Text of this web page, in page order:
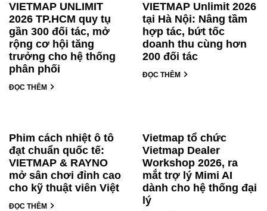
VIETMAP UNLIMIT
2026 TP.HCM quy tụ
gần 300 đối tác, mở
rộng cơ hội tăng
trưởng cho hệ thống
phân phối
ĐỌC THÊM
VIETMAP Unlimit 2026
tại Hà Nội: Nâng tầm
hợp tác, bứt tốc
doanh thu cùng hơn
200 đối tác
ĐỌC THÊM
Phim cách nhiệt ô tô
đạt chuẩn quốc tế:
VIETMAP & RAYNO
mở sân chơi đỉnh cao
cho kỹ thuật viên Việt
ĐỌC THÊM
Vietmap tổ chức
Vietmap Dealer
Workshop 2026, ra
mắt trợ lý Mimi AI
dành cho hệ thống đại
lý